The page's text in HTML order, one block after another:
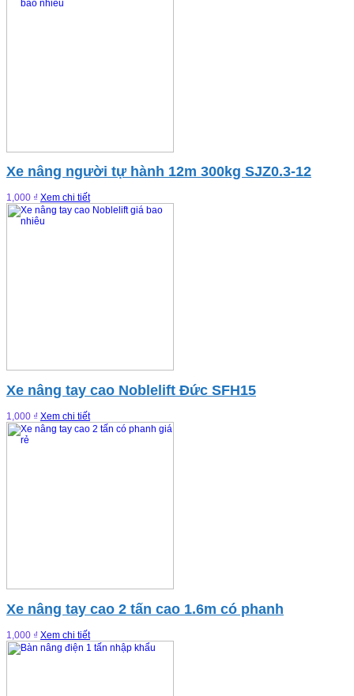
Xe nâng người tự hành 12m 300kg SJZ0.3-12
1,000 ₫ Xem chi tiết
Xe nâng tay cao Noblelift Đức SFH15
1,000 ₫ Xem chi tiết
Xe nâng tay cao 2 tấn cao 1.6m có phanh
1,000 ₫ Xem chi tiết